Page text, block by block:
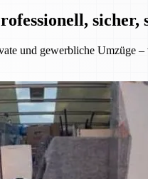
sicher,
und gewerbliche Umzüge